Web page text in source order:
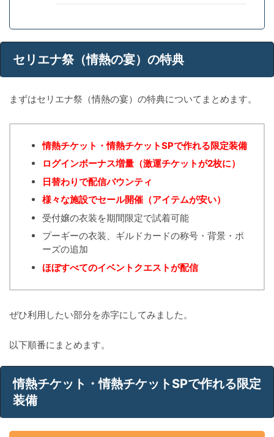
セリエナ祭（情熱の宴）の特典
まずはセリエナ祭（情熱の宴）の特典についてまとめます。
情熱チケット・情熱チケットSPで作れる限定装備
ログインボーナス増量（激運チケットが2枚に）
日替わりで配信バウンティ
様々な施設でセール開催（アイテムが安い）
受付嬢の衣装を期間限定で試着可能
プーギーの衣装、ギルドカードの称号・背景・ポ
ーズの追加
ほぼすべてのイベントクエストが配信
ぜひ利用したい部分を赤字にしてみました。
以下順番にまとめます。
情熱チケット・情熱チケットSPで作れる限定
装備